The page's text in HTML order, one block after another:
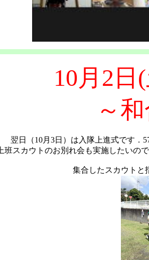
10月2日
～
翌日（10月3日）は入隊上進式です．
上班スカウトのお別れ会も実施したいの
集合したスカウトと